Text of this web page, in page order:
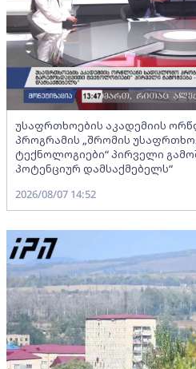
უსაფრთხოების აკადემიის
პროგრამის „შრომის
ტექნოლოგიები“ პირველი
პოტენციურ დამსაქმებელს“
2026/08/07 14:52